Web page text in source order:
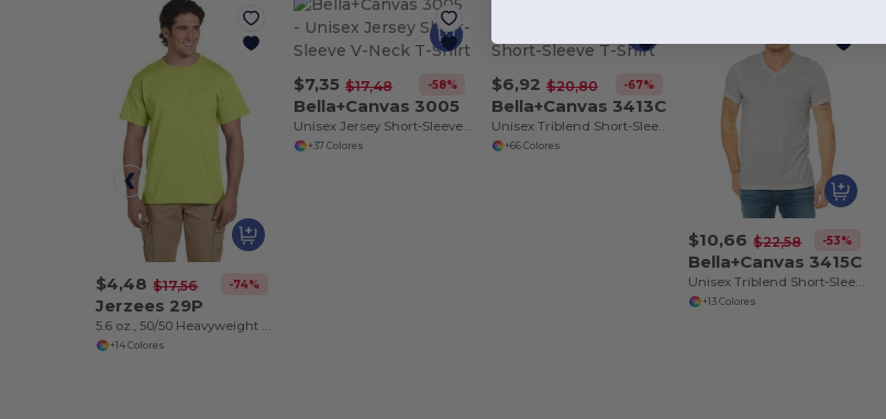
$4,48 $17,56 -74%
Jerzees 29P
5.6 oz., 50/50 Heavyweight Blend™ Pocket T-Shirt
+14 Colores
$7,35 $17,48 -58%
Bella+Canvas 3005
Unisex Jersey Short-Sleeve V-Neck T-Shirt
+37 Colores
$6,92 $20,80 -67%
Bella+Canvas 3413C
Unisex Triblend Short-Sleeve T-Shirt
+66 Colores
$10,66 $22,58 -53%
Bella+Canvas 3415C
Unisex Triblend Short-Sleeve V-Neck T-Shirt
+13 Colores